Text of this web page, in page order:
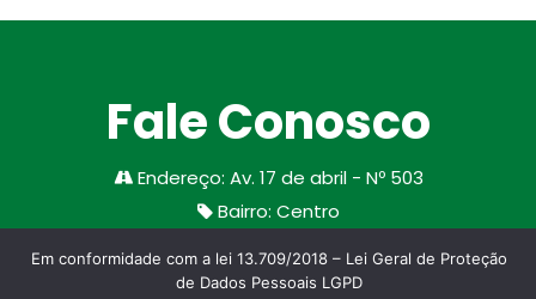
Fale Conosco
Endereço: Av. 17 de abril - Nº 503
Bairro: Centro
CEP: 97335-000
Em conformidade com a lei 13.709/2018 – Lei Geral de Proteção
de Dados Pessoais LGPD